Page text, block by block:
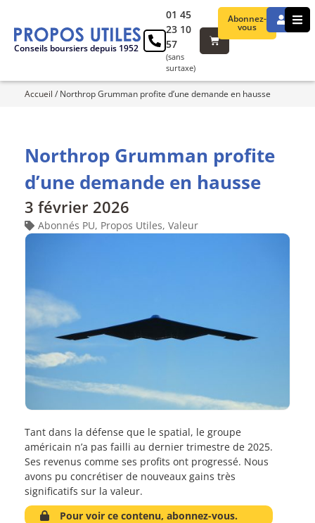
Conseils boursiers depuis 1952
Abonnez-
vous
01 45
23 10
57
(sans
surtaxe)
Accueil / Northrop Grumman profite d’une demande en hausse
Northrop Grumman profite
d’une demande en hausse
3 février 2026
Abonnés PU, Propos Utiles, Valeur
Tant dans la défense que le spatial, le groupe
américain n’a pas failli au dernier trimestre de 2025.
Ses revenus comme ses profits ont progressé. Nous
avons pu concrétiser de nouveaux gains très
significatifs sur la valeur.
Pour voir ce contenu, abonnez-vous.